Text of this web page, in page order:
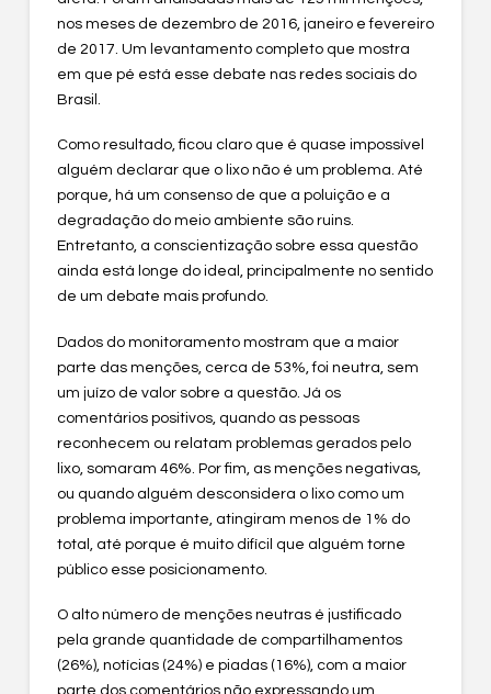
nos meses de dezembro de 2016, janeiro e fevereiro
de 2017. Um levantamento completo que mostra
em que pé está esse debate nas redes sociais do
Brasil.
Como resultado, ficou claro que ​é quase impossível
alguém declarar que o lixo não é um problema. Até
porque, há um consenso de que a poluição e a
degradação do meio ambiente são ruins.
Entretanto, a conscientização sobre essa questão
ainda está longe do ideal, principalmente no sentido
de um debate mais profundo.
Dados do monitoramento mostram que a maior
parte das menções, cerca de 53%, foi neutra, sem
um juízo de valor sobre a questão. Já os
comentários positivos, quando as pessoas
reconhecem ou relatam problemas gerados pelo
lixo, somaram 46%. Por fim, as menções negativas,
ou quando alguém desconsidera o lixo como um
problema importante, atingiram menos de 1% do
total, até porque é muito difícil que alguém torne
público esse posicionamento.
O alto número de menções neutras é justificado
pela grande quantidade de compartilhamentos
(26%), notícias (24%) e piadas (16%), com a maior
parte dos comentários não expressando um